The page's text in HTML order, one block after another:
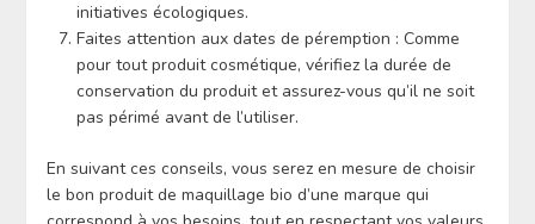
initiatives écologiques.
Faites attention aux dates de péremption : Comme
pour tout produit cosmétique, vérifiez la durée de
conservation du produit et assurez-vous qu’il ne soit
pas périmé avant de l’utiliser.
En suivant ces conseils, vous serez en mesure de choisir
le bon produit de maquillage bio d’une marque qui